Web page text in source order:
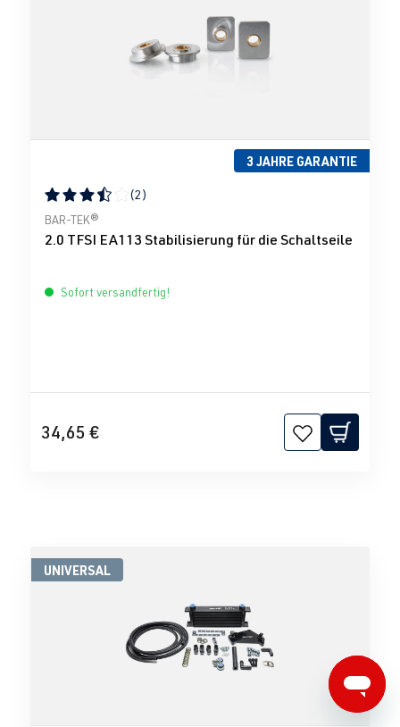
3 JAHRE GARANTIE
Durchschnittliche Bewertung von 3.5 von 5 Sternen
(2)
BAR-TEK®
2.0 TFSI EA113 Stabilisierung für die Schaltseile
Sofort versandfertig!
34,65 €
UNIVERSAL